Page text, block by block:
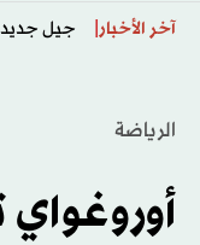
آخر الأخبار موناكو
الرياضة